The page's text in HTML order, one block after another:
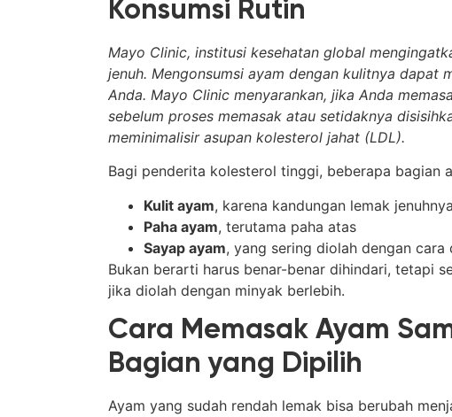
Konsumsi Rutin
Mayo Clinic, institusi kesehatan global
jenuh. Mengonsumsi ayam dengan kulitnya dapat
Anda. Mayo Clinic menyarankan, jika Anda
sebelum proses memasak atau setidaknya
meminimalisir asupan kolesterol jahat (LDL).
Bagi penderita kolesterol tinggi, beberapa bagian
Kulit ayam, karena kandungan lemak
Paha ayam, terutama paha atas
Sayap ayam, yang sering diolah dengan cara
Bukan berarti harus benar-benar dihindari, tetapi
jika diolah dengan minyak berlebih.
Cara Memasak Ayam
Bagian yang Dipilih
Ayam yang sudah rendah lemak bisa berubah